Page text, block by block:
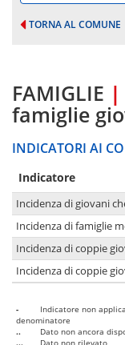
TORNA AL COMUNE
FAMIGLIE |
famiglie
INDICATORI AI
Indicatore
Incidenza di giovani
Incidenza di famiglie
Incidenza di coppie
Incidenza di coppie
-
Indicatore non
denominatore
..
Dato non ancora